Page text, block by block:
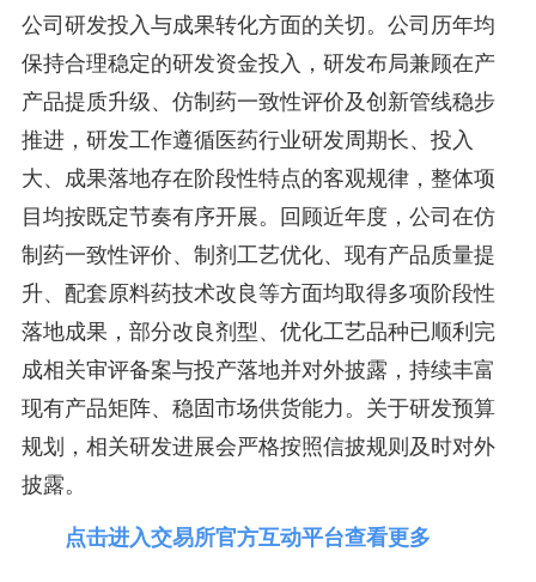
公司研发投入与成果转化方面的关切。公司历年均
保持合理稳定的研发资金投入，研发布局兼顾在产
产品提质升级、仿制药一致性评价及创新管线稳步
推进，研发工作遵循医药行业研发周期长、投入
大、成果落地存在阶段性特点的客观规律，整体项
目均按既定节奏有序开展。回顾近年度，公司在仿
制药一致性评价、制剂工艺优化、现有产品质量提
升、配套原料药技术改良等方面均取得多项阶段性
落地成果，部分改良剂型、优化工艺品种已顺利完
成相关审评备案与投产落地并对外披露，持续丰富
现有产品矩阵、稳固市场供货能力。关于研发预算
规划，相关研发进展会严格按照信披规则及时对外
披露。
点击进入交易所官方互动平台查看更多